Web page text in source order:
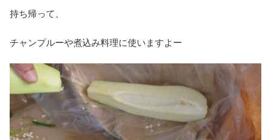
持ち帰って、
チャンプルーや煮込み料理に使いますよー